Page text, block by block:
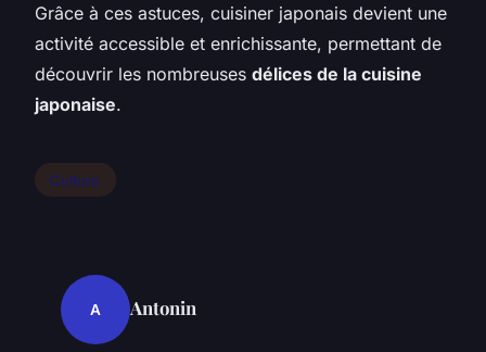
Grâce à ces astuces, cuisiner japonais devient une
activité accessible et enrichissante, permettant de
découvrir les nombreuses délices de la cuisine
japonaise.
Culture
A Antonin